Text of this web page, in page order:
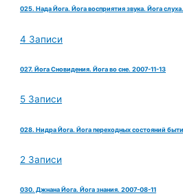
025. Нада Йога. Йога восприятия звука. Йога
4 Записи
027. Йога Сновидения. Йога во сне. 2007-11-13
5 Записи
028. Нидра Йога. Йога переходных состояний
2 Записи
030. Джнана Йога. Йога знания. 2007-08-11